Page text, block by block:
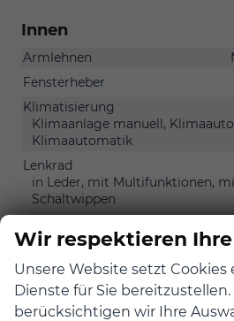
Innen
Armlehnen
Fensterheber
Klimatisierung
Klimaanlage manuell,
Klimaautomatik
Lenkrad
in Leder, mit Multifunktionen,
Schaltwippen
Isofix (Kindersitzbefestigung),
Belüftete Sitze vorne
Sitze: Lordosenstütze
Wir respektieren
Unsere Website setzt Cookies
Dienste für Sie bereitzustellen.
berücksichtigen wir Ihre